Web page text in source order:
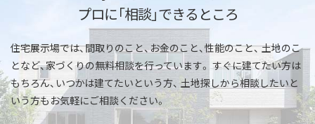
プロに「相談」できるところ
住宅展示場では、間取りのこと、お金のこと、性能のこと、土地のこ
となど、家づくりの無料相談を行っています。 すぐに建てたい方は
もちろん、いつかは建てたいという方、 土地探しから相談したいと
いう方もお気軽にご相談ください。